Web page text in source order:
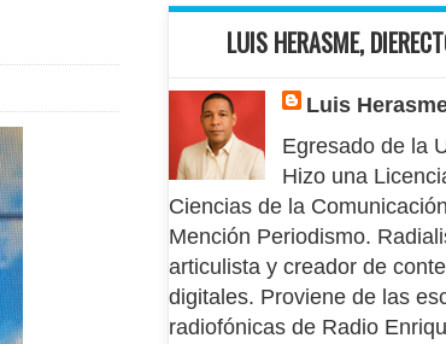
LUIS HERASME,
Luis
Egresado de la
Hizo una
Ciencias de la
Mención Periodismo.
articulista y creador de
digitales. Proviene de las
radiofónicas de Radio